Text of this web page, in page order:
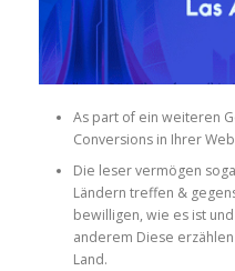
PHYSICAL THERAPY
TESTIMONIALS
As part of ein weiteren
Conversions in Ihrer
Die leser vermögen
Ländern treffen &
bewilligen, wie es ist
anderem Diese
Land.